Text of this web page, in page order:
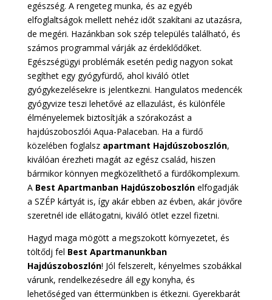
egészség. A rengeteg munka, és az egyéb
elfoglaltságok mellett nehéz időt szakítani az utazásra,
de megéri. Hazánkban sok szép település található, és
számos programmal várják az érdeklődőket.
Egészségügyi problémák esetén pedig nagyon sokat
segíthet egy gyógyfürdő, ahol kiváló ötlet
gyógykezelésekre is jelentkezni. Hangulatos medencék
gyógyvize teszi lehetővé az ellazulást, és különféle
élményelemek biztosítják a szórakozást a
hajdúszoboszlói Aqua-Palaceban. Ha a fürdő
közelében foglalsz apartmant Hajdúszoboszlón,
kiválóan érezheti magát az egész család, hiszen
bármikor könnyen megközelíthető a fürdőkomplexum.
A Best Apartmanban Hajdúszoboszlónelfogadják
a SZÉP kártyát is, így akár ebben az évben, akár jövőre
szeretnél ide ellátogatni, kiváló ötlet ezzel fizetni.
Hagyd maga mögött a megszokott környezetet, és
töltődj fel Best Apartmanunkban
Hajdúszoboszlón! Jól felszerelt, kényelmes szobákkal
várunk, rendelkezésedre áll egy konyha, és
lehetőséged van éttermünkben is étkezni. Gyerekbarát